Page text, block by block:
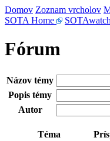
Domov Zoznam vrcholov
SOTA Home
SOTAwatch
Fórum
Názov témy
Popis témy
Autor
Téma